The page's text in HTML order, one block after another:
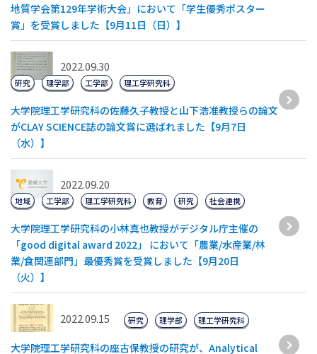
地質学会第129年学術大会」において「学生優秀ポスター
賞」を受賞しました【9月11日（日）】
2022.09.30
大学院理工学研究科の佐藤久子教授と山下浩准教授らの論文
がCLAY SCIENCE誌の論文賞に選ばれました【9月7日
（水）】
研究 理学部 工学部 理工学研究科
2022.09.20
大学院理工学研究科の小林真也教授がデジタル庁主催の
「good digital award 2022」 において「農業/水産業/林
業/食関連部門」最優秀賞を受賞しました【9月20日
（火）】
地域 工学部 理工学研究科 教育 研究 社会連携
2022.09.15
大学院理工学研究科の座古保教授の研究が、Analytical
研究 理学部 理工学研究科